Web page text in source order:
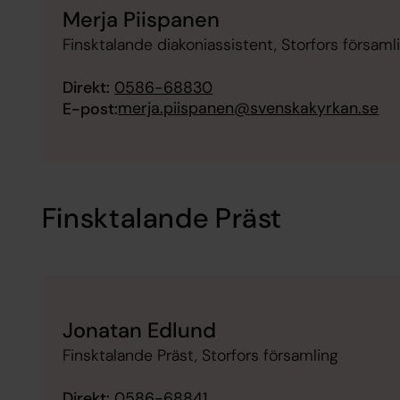
Merja Piispanen
Finsktalande diakoniassistent, Storfors
Direkt: 0586-68830
E-post:merja.piispanen@svenskakyrkan.se
Finsktalande Präst
Jonatan Edlund
Finsktalande Präst, Storfors församling